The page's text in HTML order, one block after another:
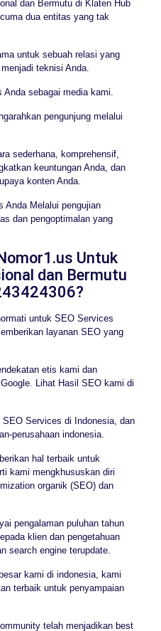
dan Bermutu di Klaten Hub
dua entitas yang tak
untuk sebuah relasi yang
teknisi Anda.
sebagai media kami.
pengunjung melalui
sederhana, komprehensif,
keuntungan Anda, dan
konten Anda.
Anda Melalui pengujian
dan pengoptimalan yang
Untuk
dan Bermutu
untuk SEO Services
layanan SEO yang
etis kami dan
Lihat Hasil SEO kami di
Services di Indonesia, dan
perusahaan indonesia.
hal terbaik untuk
kami mengkhususkan diri
organik (SEO) dan
pengalaman puluhan tahun
klien dan pengetahuan
search engine terupdate.
kami di indonesia, kami
terbaik untuk penyampaian
telah menjadikan best